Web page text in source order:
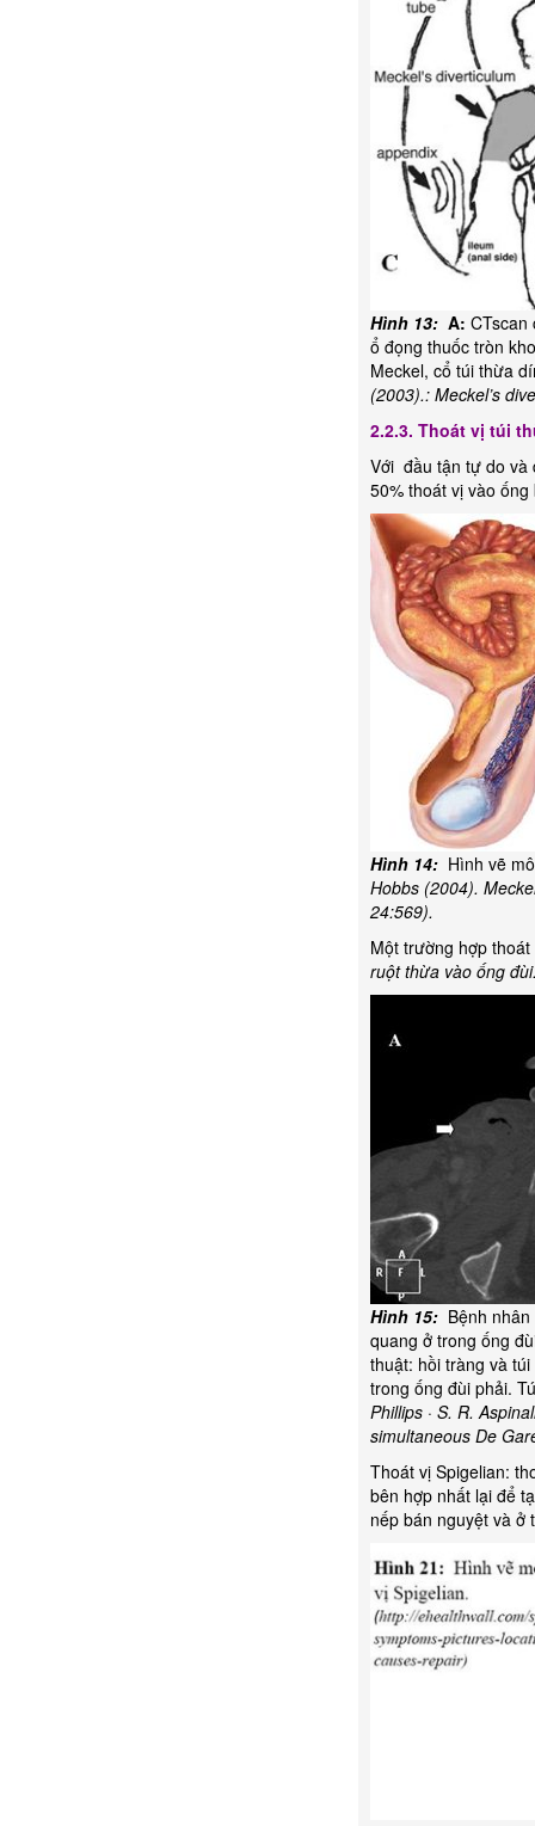
Hình 13: A:
ổ đọng thuốc tròn
Meckel, cổ túi thừa
(2003).: Meckel’s
2.2.3. Thoát vị túi
Với đầu tận tự do và
50% thoát vị vào
Hình 14: Hình vẽ
Hobbs (2004).
24:569).
Một trường hợp
ruột thừa vào ống
Hình 15: Bệnh
quang ở trong ống
thuật: hồi tràng và
trong ống đùi phải.
Phillips · S. R.
simultaneous De
Thoát vị Spigelian:
bên hợp nhất lại để
nếp bán nguyệt và ở